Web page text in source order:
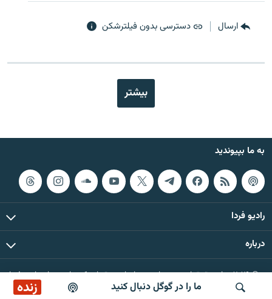
ما را در گوگل دنبال کنید زنده پخش آنلاین
ارسال دسترسی بدون فیلترشکن
بیشتر
به ما بپیوندید
رادیو فردا
درباره
© ۲۰۲۶ تمام حقوق این وب‌سایت، بر اساس مقررات کپی‌رایت، برای رادیو فردا
محفوظ است.